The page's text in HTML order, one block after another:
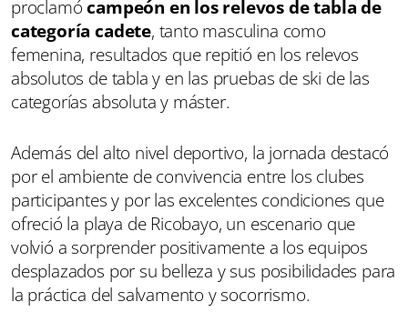
proclamócampeón en los relevos de tabla de
categoría cadete, tanto masculina como
femenina, resultados que repitió en los relevos
absolutos de tabla y en las pruebas de ski de las
categorías absoluta y máster.
Además del alto nivel deportivo, la jornada destacó
por el ambiente de convivencia entre los clubes
participantes y por las excelentes condiciones que
ofreció la playa de Ricobayo, un escenario que
volvió a sorprender positivamente a los equipos
desplazados por su belleza y sus posibilidades para
la práctica del salvamento y socorrismo.